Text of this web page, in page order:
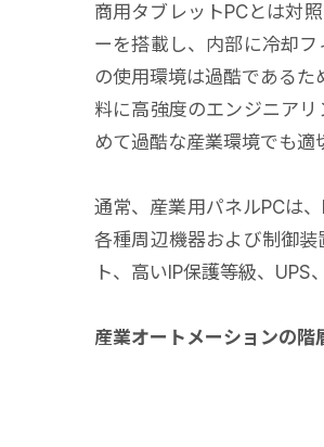
商用タブレットPCとは対
ーを搭載し、内部に冷却
の使用環境は過酷である
料に高強度のエンジニア
めて過酷な産業環境でも適
通常、産業用パネルPCは
各種周辺機器および制御
ト、高いIP保護等級、
産業オートメーションの階